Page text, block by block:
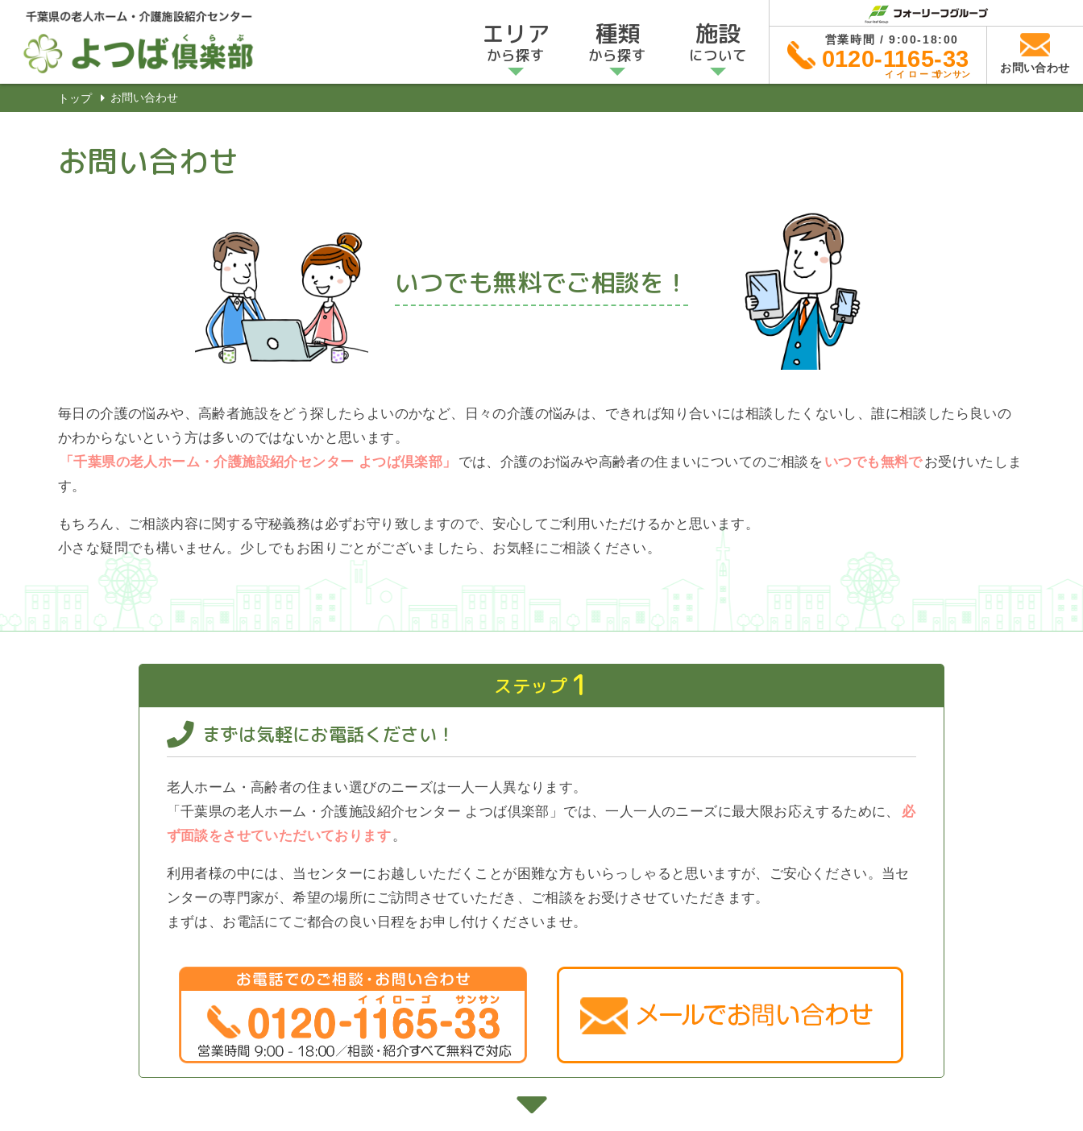
営業時間 / 9:00-18:00
0120-1165-33
イイローゴサンサン お問い合わせ
エリア
から探す
種類
から探す
施設
について
トップ お問い合わせ
お問い合わせ
いつでも無料でご相談を！
毎日の介護の悩みや、高齢者施設をどう探したらよいのかなど、日々の介護の悩みは、できれば知り合いには相談したくないし、誰に相談したら良いの
かわからないという方は多いのではないかと思います。
「千葉県の老人ホーム・介護施設紹介センター よつば倶楽部」
では、介護のお悩みや高齢者の住まいについてのご相談を いつでも無料でお受けいたしま
す。
もちろん、ご相談内容に関する守秘義務は必ずお守り致しますので、安心してご利用いただけるかと思います。
小さな疑問でも構いません。少しでもお困りごとがございましたら、お気軽にご相談ください。
ステップ 1
まずは気軽にお電話ください！
老人ホーム・高齢者の住まい選びのニーズは一人一人異なります。
「千葉県の老人ホーム・介護施設紹介センター よつば倶楽部」では、一人一人のニーズに最大限お応えするために、
必
ず面談をさせていただいております 。
利用者様の中には、当センターにお越しいただくことが困難な方もいらっしゃると思いますが、ご安心ください。当セ
ンターの専門家が、希望の場所にご訪問させていただき、ご相談をお受けさせていただきます。
まずは、お電話にてご都合の良い日程をお申し付けくださいませ。